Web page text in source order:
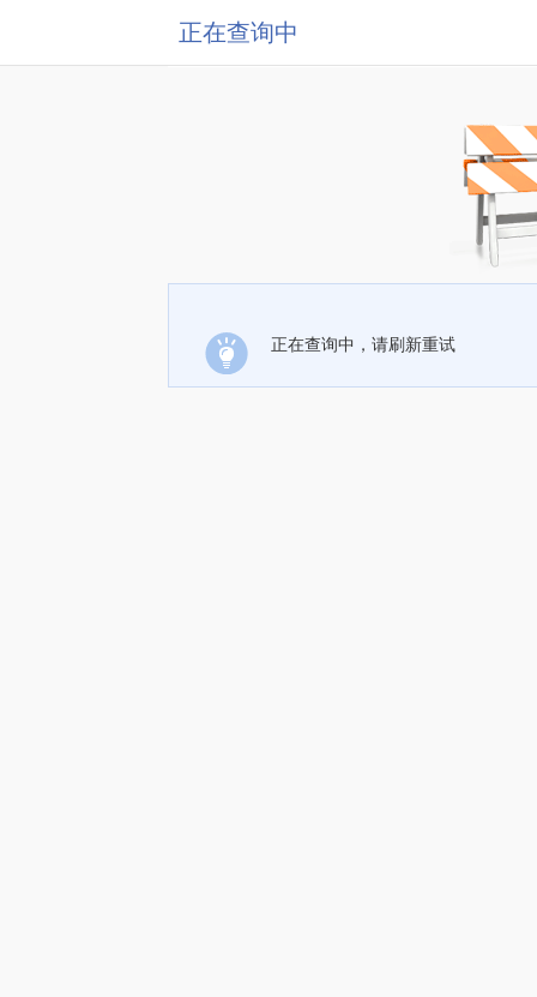
正在查询中
正在查询中，请刷新重试